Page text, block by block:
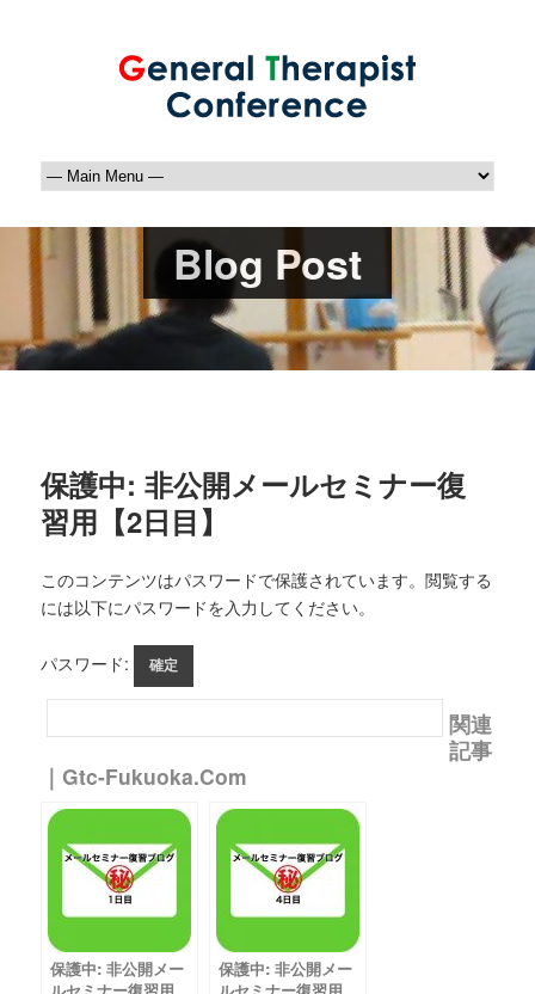
Blog Post
保護中: 非公開メールセミナー復
習用【2日目】
このコンテンツはパスワードで保護されています。閲覧する
には以下にパスワードを入力してください。
パスワード:
関連
記事
｜gtc-Fukuoka.com
保護中: 非公開メー
保護中: 非公開メー